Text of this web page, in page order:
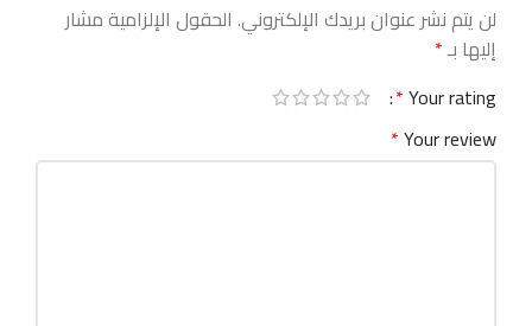
لن يتم نشر عنوان بريدك الإلكتروني. الحقول الإلزامية مشار
إليها بـ*
Your rating
*
Your review
*